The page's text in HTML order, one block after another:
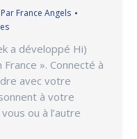
Par France Angels
a développé Hi)
». Connecté à
avec votre
à votre
ou à l’autre